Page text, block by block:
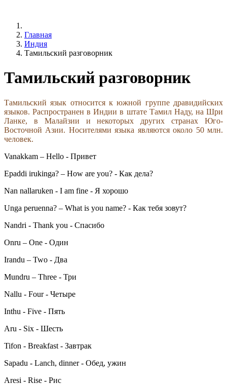
Главная
Индия
Тамильский разговорник
Тамильский разговорник
Тамильский язык относится к южной группе дравидийских
языков. Распространен в Индии в штате Тамил Наду, на Шри
Ланке, в Малайзии и некоторых других странах Юго-
Восточной Азии. Носителями языка являются около 50 млн.
человек.
Vanakkam – Hello - Привет
Epaddi irukinga? – How are you? - Как дела?
Nan nallaruken - I am fine - Я хорошо
Unga peruenna? – What is you name? - Как тебя зовут?
Nandri - Thank you - Спасибо
Onru – One - Один
Irandu – Two - Два
Mundru – Three - Три
Nallu - Four - Четыре
Inthu - Five - Пять
Aru - Six - Шесть
Tifon - Breakfast - Завтрак
Sapadu - Lanch, dinner - Обед, ужин
Aresi - Rise - Рис